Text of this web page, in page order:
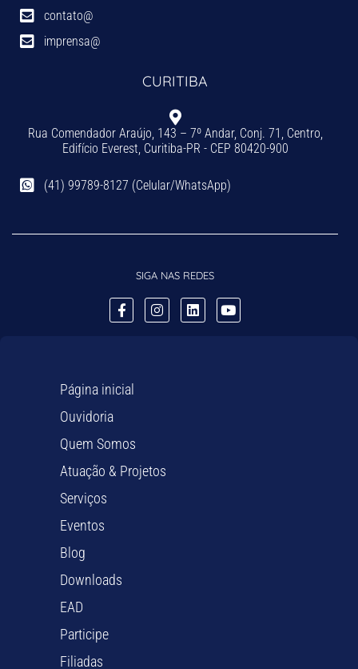
contato@
imprensa@
CURITIBA
Rua Comendador Araújo, 143 – 7º Andar, Conj. 71, Centro,
Edifício Everest, Curitiba-PR - CEP 80420-900
(41) 99789-8127 (Celular/WhatsApp)
SIGA NAS REDES
Página inicial
Ouvidoria
Quem Somos
Atuação & Projetos
Serviços
Eventos
Blog
Downloads
EAD
Participe
Filiadas